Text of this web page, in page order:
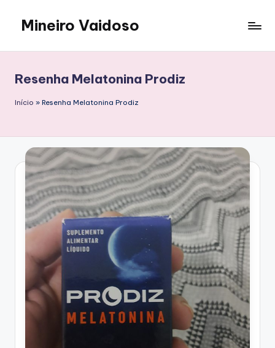
content
Mineiro Vaidoso
Autocuidado
e
Resenhas
Resenha Melatonina Prodiz
Início » Resenha Melatonina Prodiz